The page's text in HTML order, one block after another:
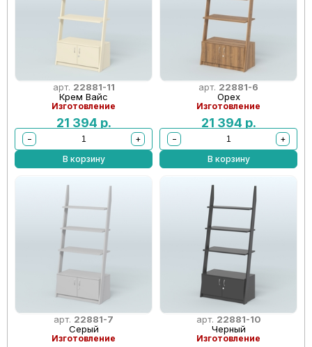
арт. 22881-11
Крем Вайс
Изготовление
21 394 р.
−
+
В корзину
арт. 22881-6
Орех
Изготовление
21 394 р.
−
+
В корзину
арт. 22881-7
Серый
Изготовление
арт. 22881-10
Черный
Изготовление